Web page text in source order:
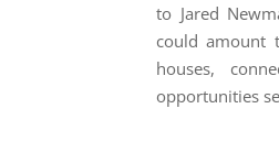
to Jared
could amount
houses,
opportunities